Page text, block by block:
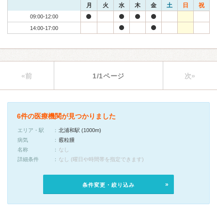
月 火 水 木 金 土 日 祝
09:00-12:00
14:00-17:00
«前 1/1ページ 次»
6件の医療機関が見つかりました
エリア・駅
北浦和駅 (1000m)
病気
霰粒腫
名称
なし
詳細条件
なし (曜日や時間帯を指定できます)
条件変更・絞り込み